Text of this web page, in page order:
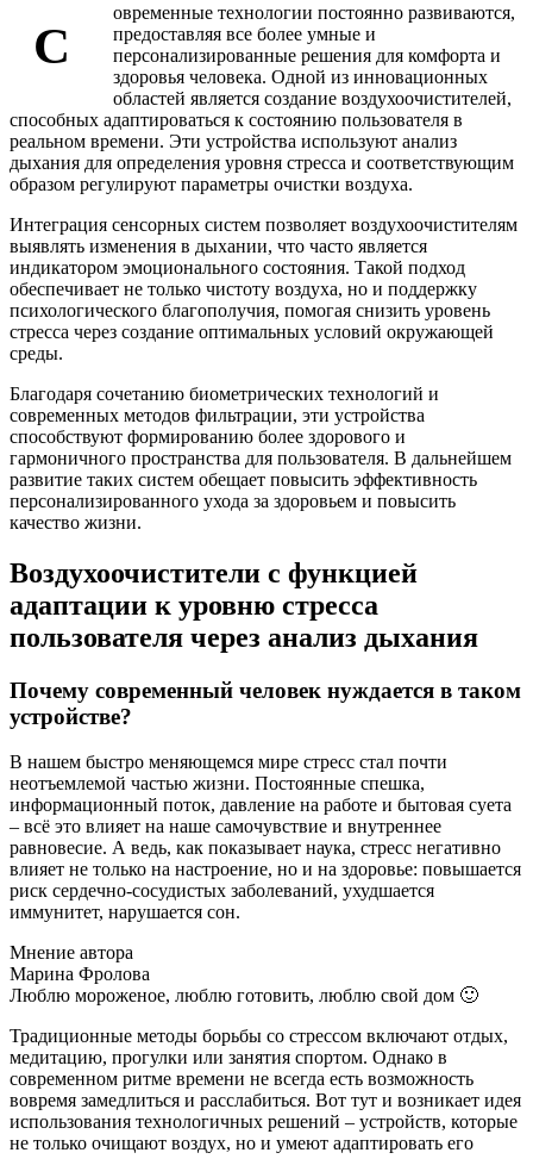
С
овременные технологии постоянно развиваются,
предоставляя все более умные и
персонализированные решения для комфорта и
здоровья человека. Одной из инновационных
областей является создание воздухоочистителей,
способных адаптироваться к состоянию пользователя в
реальном времени. Эти устройства используют анализ
дыхания для определения уровня стресса и соответствующим
образом регулируют параметры очистки воздуха.
Интеграция сенсорных систем позволяет воздухоочистителям
выявлять изменения в дыхании, что часто является
индикатором эмоционального состояния. Такой подход
обеспечивает не только чистоту воздуха, но и поддержку
психологического благополучия, помогая снизить уровень
стресса через создание оптимальных условий окружающей
среды.
Благодаря сочетанию биометрических технологий и
современных методов фильтрации, эти устройства
способствуют формированию более здорового и
гармоничного пространства для пользователя. В дальнейшем
развитие таких систем обещает повысить эффективность
персонализированного ухода за здоровьем и повысить
качество жизни.
Воздухоочистители с функцией
адаптации к уровню стресса
пользователя через анализ дыхания
Почему современный человек нуждается в таком
устройстве?
В нашем быстро меняющемся мире стресс стал почти
неотъемлемой частью жизни. Постоянные спешка,
информационный поток, давление на работе и бытовая суета
– всё это влияет на наше самочувствие и внутреннее
равновесие. А ведь, как показывает наука, стресс негативно
влияет не только на настроение, но и на здоровье: повышается
риск сердечно-сосудистых заболеваний, ухудшается
иммунитет, нарушается сон.
Мнение автора
Марина Фролова
Люблю мороженое, люблю готовить, люблю свой дом 🙂
Традиционные методы борьбы со стрессом включают отдых,
медитацию, прогулки или занятия спортом. Однако в
современном ритме времени не всегда есть возможность
вовремя замедлиться и расслабиться. Вот тут и возникает идея
использования технологичных решений – устройств, которые
не только очищают воздух, но и умеют адаптировать его